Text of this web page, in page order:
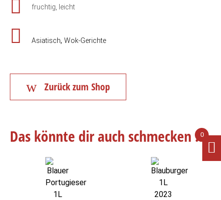
fruchtig, leicht
Asiatisch, Wok-Gerichte
Zurück zum Shop
Das könnte dir auch schmecken ...
0